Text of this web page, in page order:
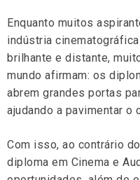
Enquanto muitos
indústria
brilhante e distante,
mundo afirmam: os
abrem grandes portas
ajudando a pavimentar o
Com isso, ao contrário
diploma em Cinema e